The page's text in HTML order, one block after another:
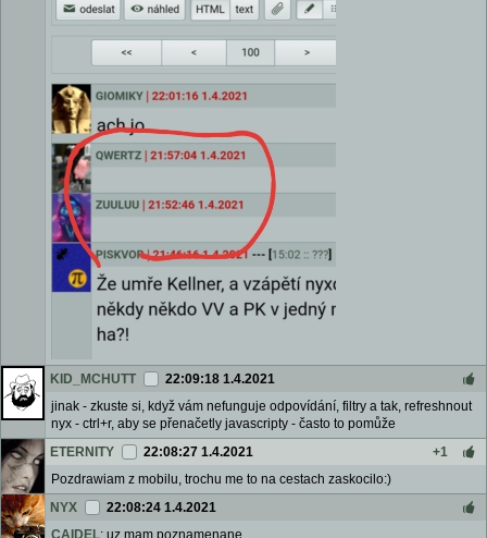
KID_MCHUTT
22:09:18 1.4.2021
jinak - zkuste si, když vám nefunguje odpovídání, filtry a tak, refreshnout
nyx - ctrl+r, aby se přenačetly javascripty - často to pomůže
ETERNITY
22:08:27 1.4.2021
+1
Pozdrawiam z mobilu, trochu me to na cestach zaskocilo:)
NYX
22:08:24 1.4.2021